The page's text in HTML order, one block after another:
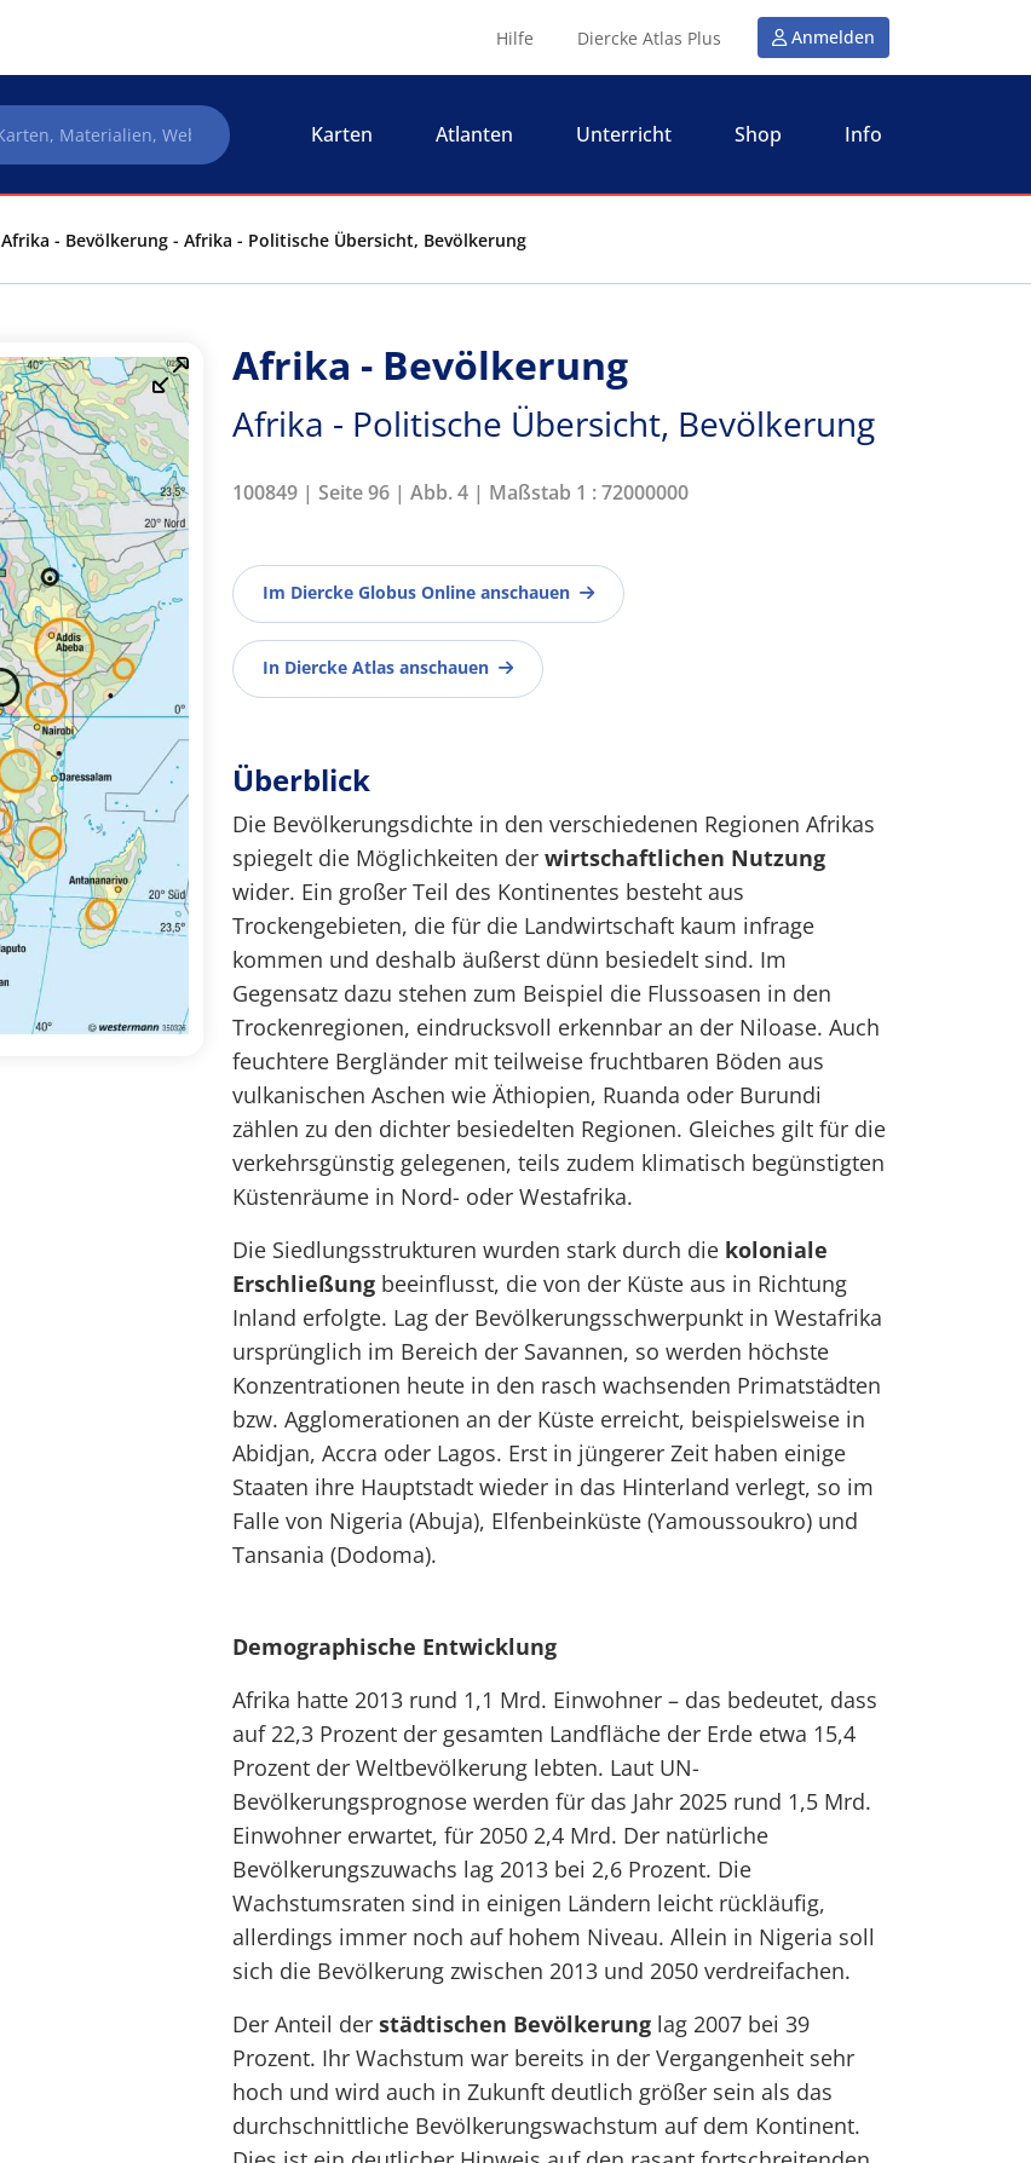
Hilfe Diercke Atlas Plus Anmelden
Karten Atlanten Unterricht Shop Info
Afrika - Bevölkerung - Afrika - Politische Übersicht, Bevölkerung
Afrika - Bevölkerung
Afrika - Politische Übersicht, Bevölkerung
100849 | Seite 96 | Abb. 4 | Maßstab 1 : 72000000
Im Diercke Globus Online anschauen
In Diercke Atlas anschauen
Überblick
Die Bevölkerungsdichte in den verschiedenen Regionen Afrikas
spiegelt die Möglichkeiten der wirtschaftlichen Nutzung
wider. Ein großer Teil des Kontinentes besteht aus
Trockengebieten, die für die Landwirtschaft kaum infrage
kommen und deshalb äußerst dünn besiedelt sind. Im
Gegensatz dazu stehen zum Beispiel die Flussoasen in den
Trockenregionen, eindrucksvoll erkennbar an der Niloase. Auch
feuchtere Bergländer mit teilweise fruchtbaren Böden aus
vulkanischen Aschen wie Äthiopien, Ruanda oder Burundi
zählen zu den dichter besiedelten Regionen. Gleiches gilt für die
verkehrsgünstig gelegenen, teils zudem klimatisch begünstigten
Küstenräume in Nord- oder Westafrika.
Die Siedlungsstrukturen wurden stark durch die koloniale
Erschließung beeinflusst, die von der Küste aus in Richtung
Inland erfolgte. Lag der Bevölkerungsschwerpunkt in Westafrika
ursprünglich im Bereich der Savannen, so werden höchste
Konzentrationen heute in den rasch wachsenden Primatstädten
bzw. Agglomerationen an der Küste erreicht, beispielsweise in
Abidjan, Accra oder Lagos. Erst in jüngerer Zeit haben einige
Staaten ihre Hauptstadt wieder in das Hinterland verlegt, so im
Falle von Nigeria (Abuja), Elfenbeinküste (Yamoussoukro) und
Tansania (Dodoma).
Demographische Entwicklung
Afrika hatte 2013 rund 1,1 Mrd. Einwohner – das bedeutet, dass
auf 22,3 Prozent der gesamten Landfläche der Erde etwa 15,4
Prozent der Weltbevölkerung lebten. Laut UN-
Bevölkerungsprognose werden für das Jahr 2025 rund 1,5 Mrd.
Einwohner erwartet, für 2050 2,4 Mrd. Der natürliche
Bevölkerungszuwachs lag 2013 bei 2,6 Prozent. Die
Wachstumsraten sind in einigen Ländern leicht rückläufig,
allerdings immer noch auf hohem Niveau. Allein in Nigeria soll
sich die Bevölkerung zwischen 2013 und 2050 verdreifachen.
Der Anteil der städtischen Bevölkerung lag 2007 bei 39
Prozent. Ihr Wachstum war bereits in der Vergangenheit sehr
hoch und wird auch in Zukunft deutlich größer sein als das
durchschnittliche Bevölkerungswachstum auf dem Kontinent.